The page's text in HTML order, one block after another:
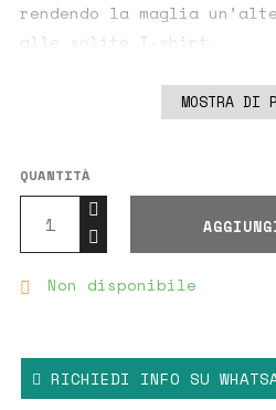
rendendo la maglia
alle solite T-shirt.
ogni fisicità,
dettagli. Può essere
pantaloni sartoriali per
oppure con jeans e
e ricercato.
MOSTRA DI
QUANTITÀ
 Non disponibile
RICHIEDI INFO SU